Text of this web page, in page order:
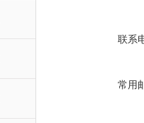
联系
常用